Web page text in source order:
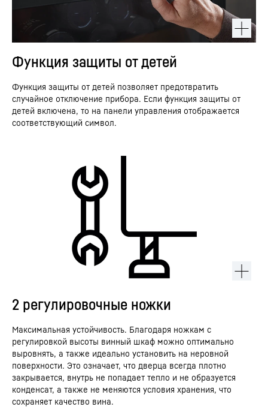
Функция защиты от детей
Функция защиты от детей позволяет предотвратить
случайное отключение прибора. Если функция защиты от
детей включена, то на панели управления отображается
соответствующий символ.
2 регулировочные ножки
Максимальная устойчивость. Благодаря ножкам с
регулировкой высоты винный шкаф можно оптимально
выровнять, а также идеально установить на неровной
поверхности. Это означает, что дверца всегда плотно
закрывается, внутрь не попадает тепло и не образуется
конденсат, а также не меняются условия хранения, что
сохраняет качество вина.